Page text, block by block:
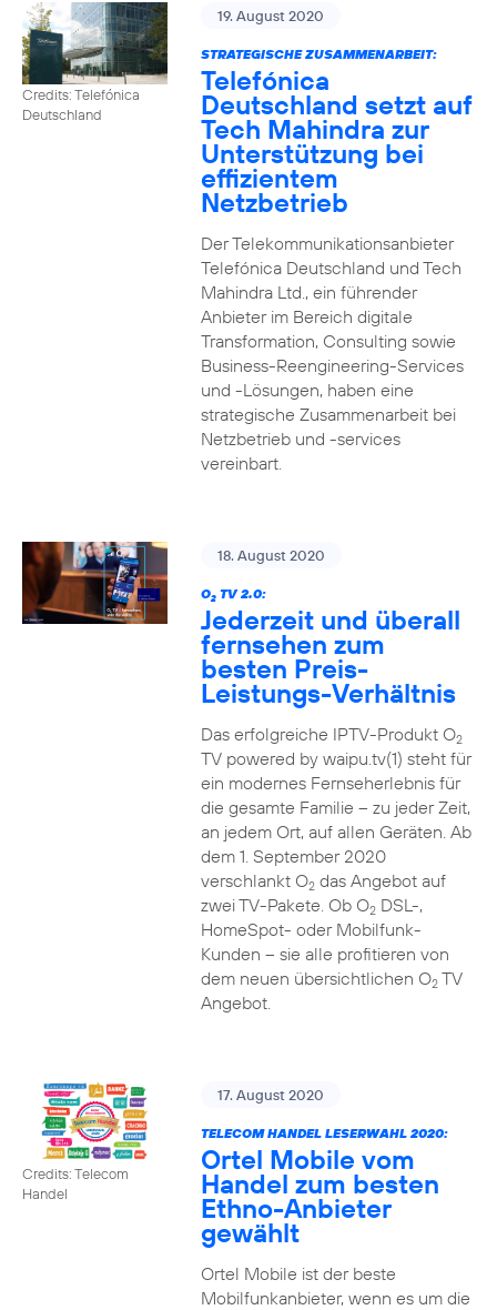
Credits: Telefónica
Deutschland
19. August 2020
STRATEGISCHE ZUSAMMENARBEIT:
Telefónica
Deutschland setzt auf
Tech Mahindra zur
Unterstützung bei
effizientem
Netzbetrieb
Der Telekommunikationsanbieter
Telefónica Deutschland und Tech
Mahindra Ltd., ein führender
Anbieter im Bereich digitale
Transformation, Consulting sowie
Business-Reengineering-Services
und -Lösungen, haben eine
strategische Zusammenarbeit bei
Netzbetrieb und -services
vereinbart.
18. August 2020
O2TV 2.0:
Jederzeit und überall
fernsehen zum
besten Preis-
Leistungs-Verhältnis
Das erfolgreiche IPTV-Produkt O2
TV powered by waipu.tv(1) steht für
ein modernes Fernseherlebnis für
die gesamte Familie – zu jeder Zeit,
an jedem Ort, auf allen Geräten. Ab
dem 1. September 2020
verschlankt O2das Angebot auf
zwei TV-Pakete. Ob O2DSL-,
HomeSpot- oder Mobilfunk-
Kunden – sie alle profitieren von
dem neuen übersichtlichen O2TV
Angebot.
Credits: Telecom
Handel
17. August 2020
TELECOM HANDEL LESERWAHL 2020:
Ortel Mobile vom
Handel zum besten
Ethno-Anbieter
gewählt
Ortel Mobile ist der beste
Mobilfunkanbieter, wenn es um die